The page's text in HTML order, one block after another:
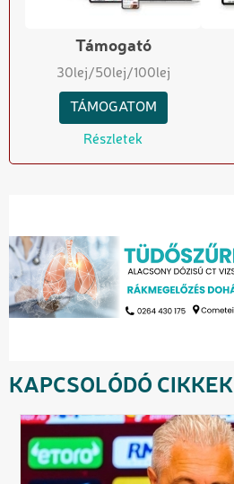
Támogató
30lej/50lej/100lej
TÁMOGATOM
Részletek
KAPCSOLÓDÓ CIKKEK